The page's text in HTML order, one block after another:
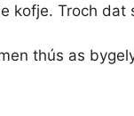
kofje. Troch
thús as